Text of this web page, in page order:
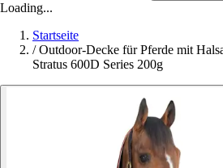
Loading...
Startseite
/ Outdoor-Decke für Pferde mit
Stratus 600D Series 200g